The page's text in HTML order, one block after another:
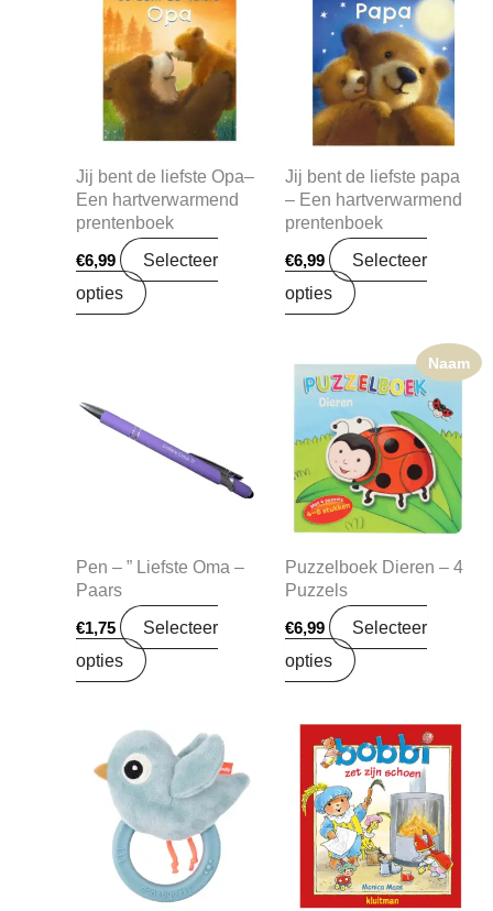
Jij bent de liefste Opa–
Een hartverwarmend
prentenboek
€6,99
Selecteer
opties
Jij bent de liefste papa
– Een hartverwarmend
prentenboek
€6,99
Selecteer
opties
Pen – ” Liefste Oma –
Paars
€1,75
Selecteer
opties
Naam
Puzzelboek Dieren – 4
Puzzels
€6,99
Selecteer
opties